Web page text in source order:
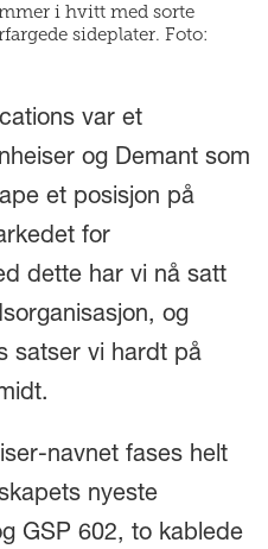
i hvitt med sorte
sideplater. Foto:
var et
og Demant som
et posisjon på
for
dette har vi nå satt
og
satser vi hardt på
navnet fases helt
nyeste
GSP 602, to kablede